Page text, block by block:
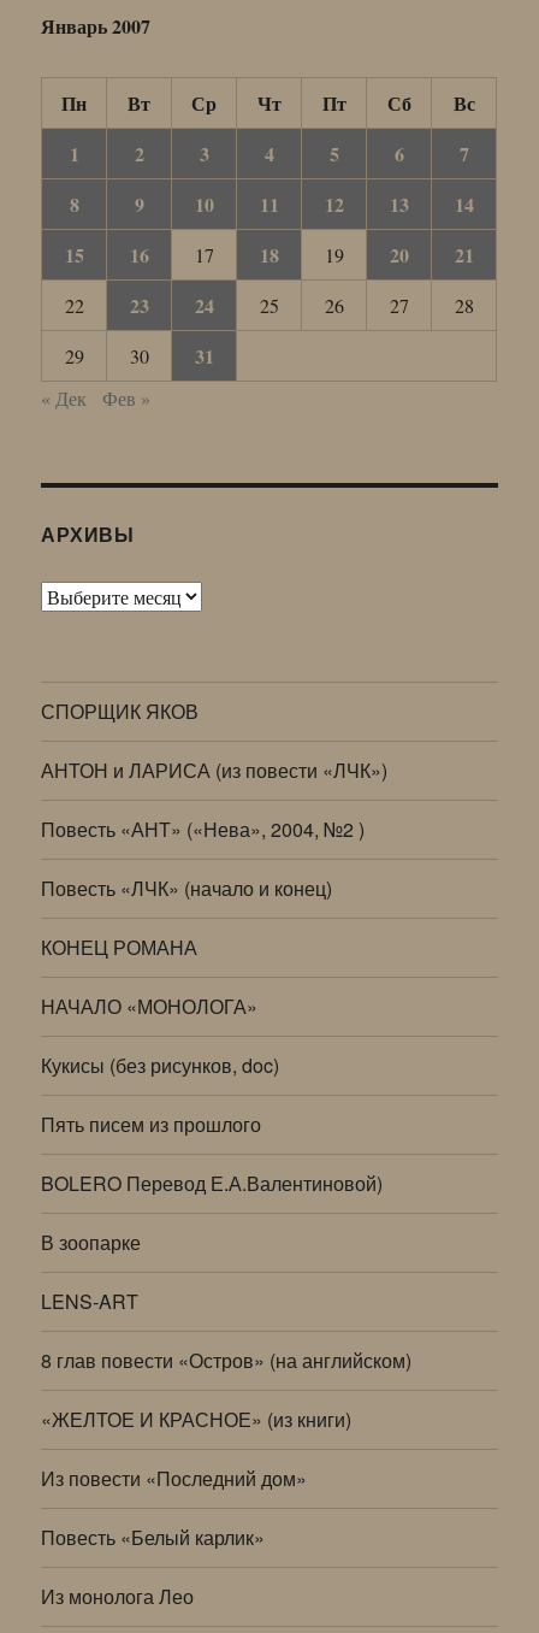
Январь 2007
Пн Вт Ср Чт Пт Сб
Вс
1
2 3 4 5 6
7
8
9 10 11 12 13
14
15
16 17 18 19 20 21
22 23 24 25 26 27
28
29
30 31
« Дек Фев »
АРХИВЫ
Архивы
СПОРЩИК ЯКОВ
АНТОН и ЛАРИСА (из повести «ЛЧК»)
Повесть «АНТ» («Нева», 2004, №2 )
Повесть «ЛЧК» (начало и конец)
КОНЕЦ РОМАНА
НАЧАЛО «МОНОЛОГА»
Кукисы (без рисунков, doc)
Пять писем из прошлого
BOLERO Перевод Е.А.Валентиновой)
В зоопарке
LENS-ART
8 глав повести «Остров» (на английском)
«ЖЕЛТОЕ И КРАСНОЕ» (из книги)
Из повести «Последний дом»
Повесть «Белый карлик»
Из монолога Лео